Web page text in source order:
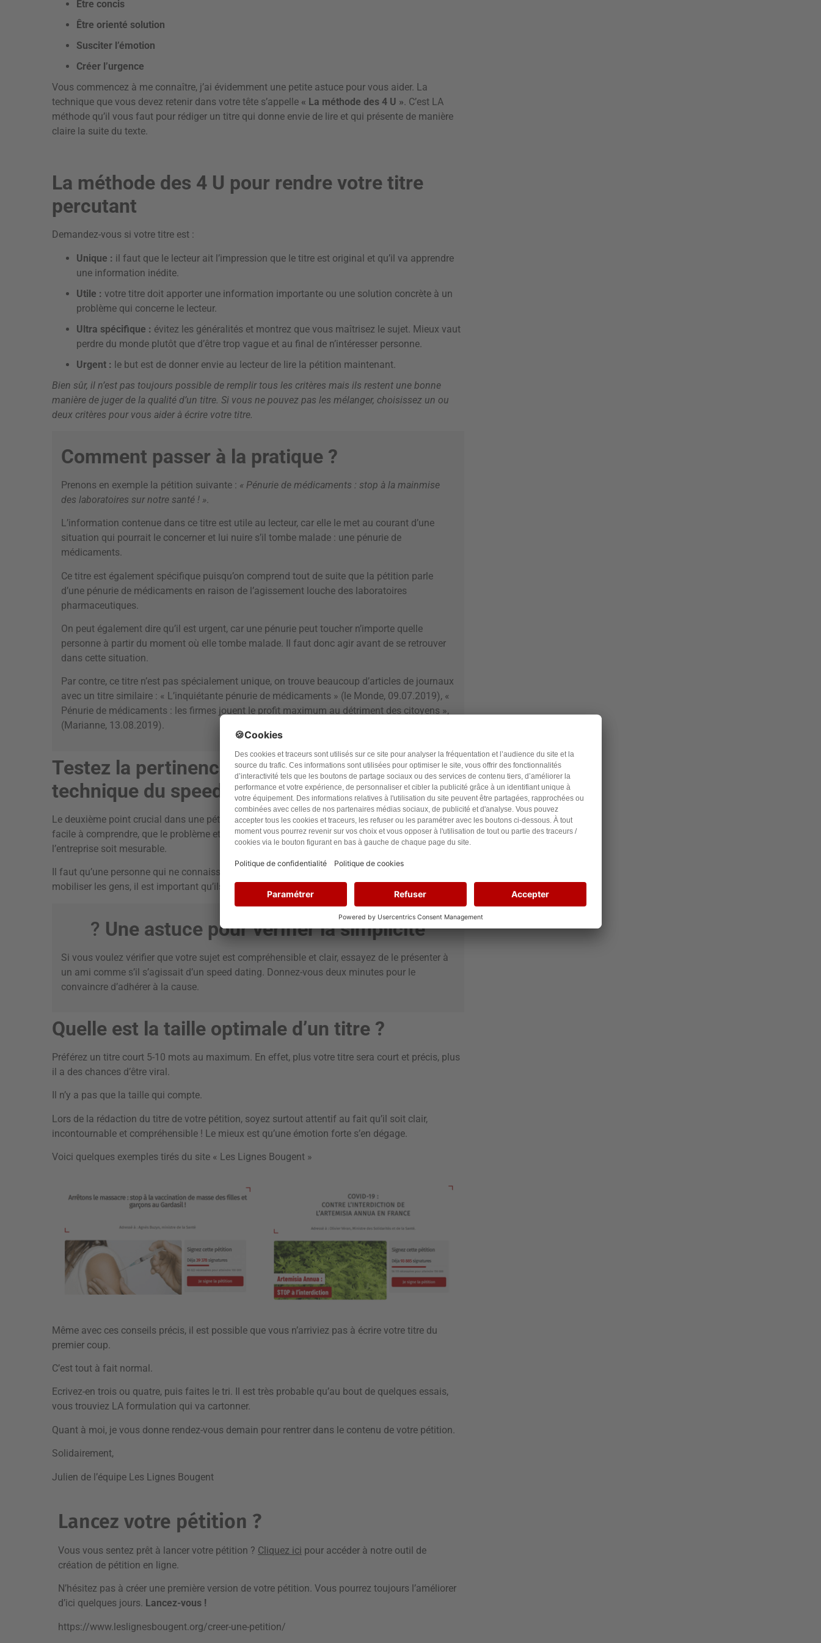
Être concis
Être orienté solution
Susciter l’émotion
Créer l’urgence
Vous commencez à me connaître, j’ai évidemment une petite astuce pour vous aider. La
technique que vous devez retenir dans votre tête s’appelle « La méthode des 4 U ». C’est LA
méthode qu’il vous faut pour rédiger un titre qui donne envie de lire et qui présente de manière
claire la suite du texte.
La méthode des 4 U pour rendre votre titre
percutant
Demandez-vous si votre titre est :
Unique : il faut que le lecteur ait l’impression que le titre est original et qu’il va apprendre
une information inédite.
Utile : votre titre doit apporter une information importante ou une solution concrète à un
problème qui concerne le lecteur.
Ultra spécifique : évitez les généralités et montrez que vous maîtrisez le sujet. Mieux vaut
perdre du monde plutôt que d’être trop vague et au final de n’intéresser personne.
Urgent : le but est de donner envie au lecteur de lire la pétition maintenant.
Bien sûr, il n’est pas toujours possible de remplir tous les critères mais ils restent une bonne
manière de juger de la qualité d’un titre. Si vous ne pouvez pas les mélanger, choisissez un ou
deux critères pour vous aider à écrire votre titre.
Comment passer à la pratique ?
Prenons en exemple la pétition suivante : « Pénurie de médicaments : stop à la mainmise
des laboratoires sur notre santé ! ».
L’information contenue dans ce titre est utile au lecteur, car elle le met au courant d’une
situation qui pourrait le concerner et lui nuire s’il tombe malade : une pénurie de
médicaments.
Ce titre est également spécifique puisqu’on comprend tout de suite que la pétition parle
d’une pénurie de médicaments en raison de l’agissement louche des laboratoires
pharmaceutiques.
On peut également dire qu’il est urgent, car une pénurie peut toucher n’importe quelle
personne à partir du moment où elle tombe malade. Il faut donc agir avant de se retrouver
dans cette situation.
Par contre, ce titre n’est pas spécialement unique, on trouve beaucoup d’articles de journaux
avec un titre similaire : « L’inquiétante pénurie de médicaments » (le Monde, 09.07.2019), «
Pénurie de médicaments : les firmes jouent le profit maximum au détriment des citoyens »,
(Marianne, 13.08.2019).
Testez la pertinence de l’objet grâce à la
technique du speed dating
Le deuxième point crucial dans une pétition est la formulation de l’objet. Il faut que l’action soit
facile à comprendre, que le problème et la solution proposée soient concrets et que le succès de
l’entreprise soit mesurable.
Il faut qu’une personne qui ne connaisse rien au sujet puisse comprendre de quoi il s’agit. Pour
mobiliser les gens, il est important qu’ils se sentent concernés et que le but soit atteignable.
? Une astuce pour vérifier la simplicité
Si vous voulez vérifier que votre sujet est compréhensible et clair, essayez de le présenter à
un ami comme s’il s’agissait d’un speed dating. Donnez-vous deux minutes pour le
convaincre d’adhérer à la cause.
Quelle est la taille optimale d’un titre ?
Préférez un titre court 5-10 mots au maximum. En effet, plus votre titre sera court et précis, plus
il a des chances d’être viral.
Il n’y a pas que la taille qui compte.
Lors de la rédaction du titre de votre pétition, soyez surtout attentif au fait qu’il soit clair,
incontournable et compréhensible ! Le mieux est qu’une émotion forte s’en dégage.
Voici quelques exemples tirés du site « Les Lignes Bougent »
Même avec ces conseils précis, il est possible que vous n’arriviez pas à écrire votre titre du
premier coup.
C’est tout à fait normal.
Ecrivez-en trois ou quatre, puis faites le tri. Il est très probable qu’au bout de quelques essais,
vous trouviez LA formulation qui va cartonner.
Quant à moi, je vous donne rendez-vous demain pour rentrer dans le contenu de votre pétition.
Solidairement,
Julien de l’équipe Les Lignes Bougent
Lancez votre pétition ?
Vous vous sentez prêt à lancer votre pétition ? Cliquez ici pour accéder à notre outil de
création de pétition en ligne.
N’hésitez pas à créer une première version de votre pétition. Vous pourrez toujours l’améliorer
d’ici quelques jours. Lancez-vous !
https://www.leslignesbougent.org/creer-une-petition/